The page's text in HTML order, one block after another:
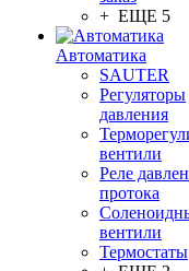
+ ЕЩЕ 5
Автоматика
SAUTER
Регуляторы
давления
вентили
Реле
протока
вентили
Термостаты